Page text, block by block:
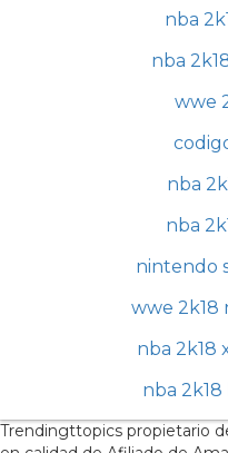
nba
nba
wwe
nba
nba
nintendo
wwe 2k18
nba 2k18
nba
Trendingttopics propietario